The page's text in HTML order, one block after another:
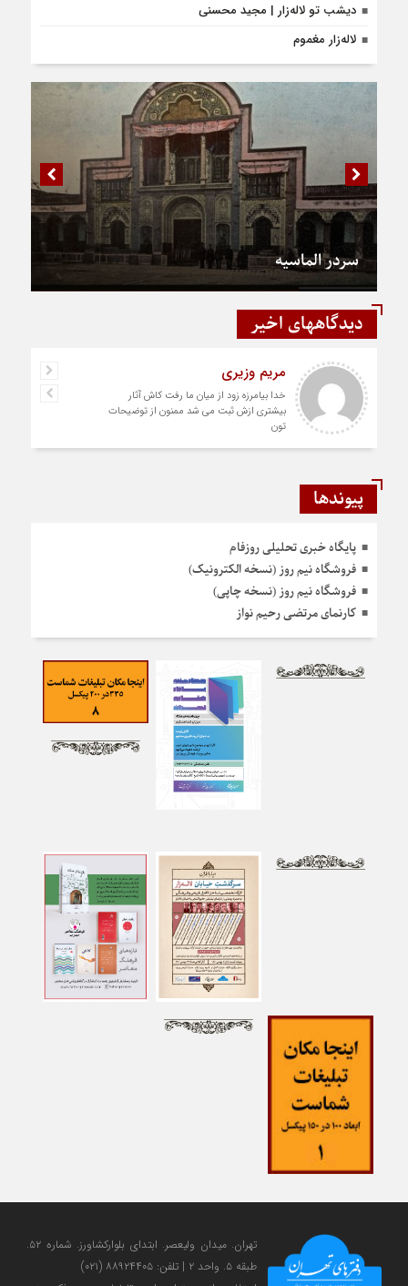
دیشب تو لاله‌زار | مجید محسنی
لاله‌زار مغموم
سردر الماسیه
دیدگاههای اخیر
مریم وزیری
خدا بیامرزه زود از میان ما رفت کاش آثار
بیشتری ازش ثبت می شد ممنون از توضیحات
تون
پیوندها
پایگاه خبری تحلیلی روزفام
فروشگاه نیم روز (نسخه الکترونیک)
فروشگاه نیم روز (نسخه چاپی)
کارنمای مرتضی رحیم نواز
تهران. میدان ولی‎عصر. ابتدای بلوارکشاورز. شماره ۵۲.
طبقه ۵. واحد ۲ | تلفن: ۸۸۹۲۴۴۰۵ (۰۲۱)